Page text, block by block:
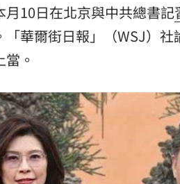
教揭心魔難題 15:35
玲甜喊加油
：給台灣統治 15:34
木山海域尋獲
慣害越喝越累 15:30
月10日在北京與中共總書記
華爾街日報」（WSJ）
。